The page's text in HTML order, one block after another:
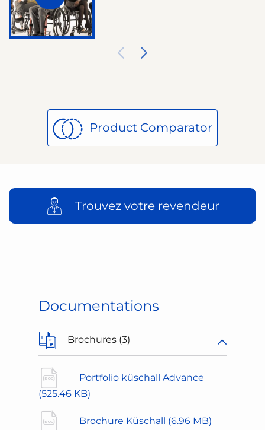
Product Comparator
Trouvez votre revendeur
Documentations
Brochures (3)
Portfolio küschall Advance
(525.46 KB)
Brochure Küschall (6.96 MB)